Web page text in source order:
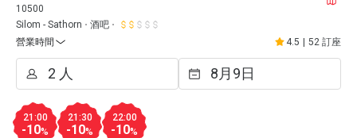
10500
Silom - Sathorn
酒吧
營業時間
4.5 52 訂座
21:00
-10%
21:30
-10%
22:00
-10%